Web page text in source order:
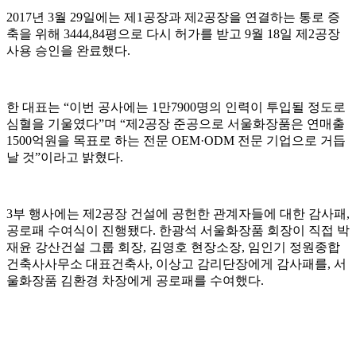
2017년 3월 29일에는 제1공장과 제2공장을 연결하는 통로 증
축을 위해 3444,84평으로 다시 허가를 받고 9월 18일 제2공장
사용 승인을 완료했다.
한 대표는 “이번 공사에는 1만7900명의 인력이 투입될 정도로
심혈을 기울였다”며 “제2공장 준공으로 서울화장품은 연매출
1500억원을 목표로 하는 전문 OEM·ODM 전문 기업으로 거듭
날 것”이라고 밝혔다.
3부 행사에는 제2공장 건설에 공헌한 관계자들에 대한 감사패,
공로패 수여식이 진행됐다. 한광석 서울화장품 회장이 직접 박
재윤 강산건설 그룹 회장, 김영호 현장소장, 임인기 정원종합
건축사사무소 대표건축사, 이상고 감리단장에게 감사패를, 서
울화장품 김환경 차장에게 공로패를 수여했다.